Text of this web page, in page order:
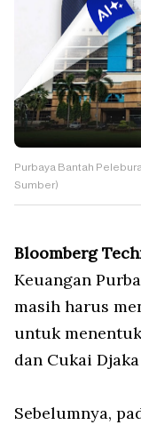
Purbaya Bantah
Sumber)
Bloomberg
Keuangan
masih harus
untuk
dan Cukai
Sebelumnya,